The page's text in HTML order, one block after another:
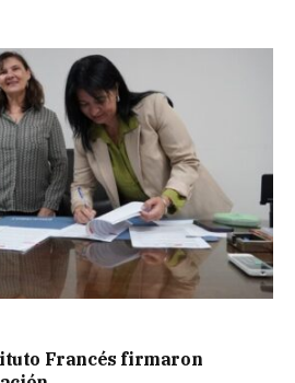
Francés firmaron